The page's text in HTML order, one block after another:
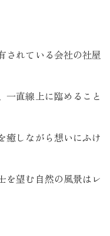
されている会社の社屋
線上に臨めること
癒しながら想いにふけ
を望む自然の風景はレ